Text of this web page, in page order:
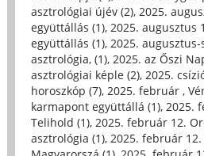
asztrológiai újév (2), 2025.
együttállás (1), 2025. augusztus
együttállás (1), 2025.
asztrológia, (1), 2025. az Őszi
asztrológiai képle (2), 2025.
horoszkóp (7), 2025. február ,
karmapont együttállá (1), 2025.
Telihold (1), 2025. február 12.
asztrológia (1), 2025. február